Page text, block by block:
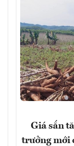
Giá sắn
trưởng mới